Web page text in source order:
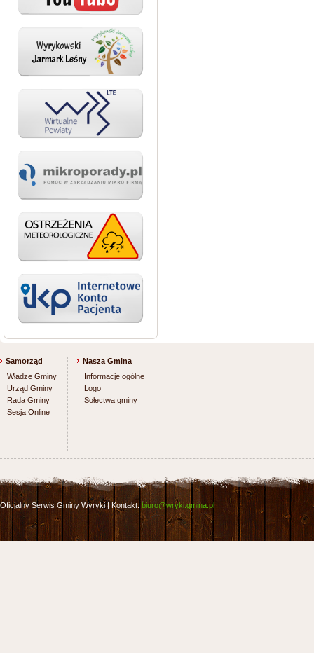
Samorząd
Władze Gminy
Urząd Gminy
Rada Gminy
Sesja Online
Nasza Gmina
Informacje ogólne
Logo
Sołectwa gminy
Oficjalny Serwis Gminy Wyryki | Kontakt: biuro@wryki.gmina.pl